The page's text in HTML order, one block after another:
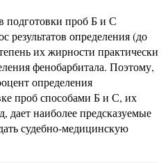
подготовки проб Б и С
результатов определения (до
их жирности практически
фенобарбитала. Поэтому,
определения
проб способами Б и С, их
дает наиболее предсказуемые
судебно-медицинскую